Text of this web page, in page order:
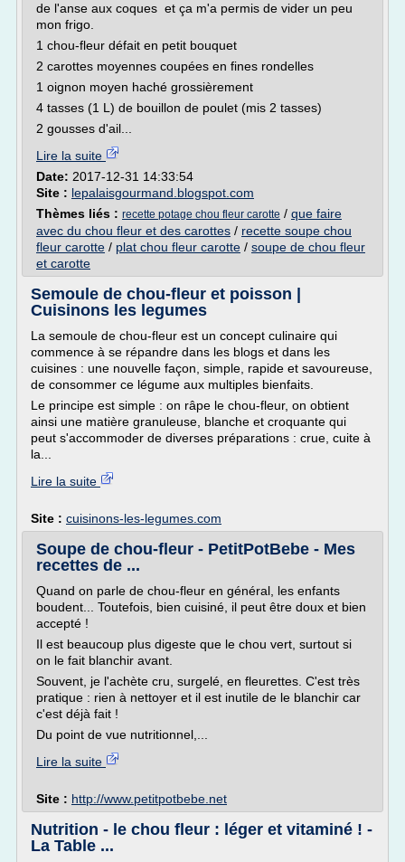
de l'anse aux coques et ça m'a permis de vider un peu
mon frigo.
1 chou-fleur défait en petit bouquet
2 carottes moyennes coupées en fines rondelles
1 oignon moyen haché grossièrement
4 tasses (1 L) de bouillon de poulet (mis 2 tasses)
2 gousses d'ail...
Lire la suite
Date: 2017-12-31 14:33:54
Site : lepalaisgourmand.blogspot.com
Thèmes liés : recette potage chou fleur carotte / que faire
avec du chou fleur et des carottes / recette soupe chou
fleur carotte / plat chou fleur carotte / soupe de chou fleur
et carotte
Semoule de chou-fleur et poisson |
Cuisinons les legumes
La semoule de chou-fleur est un concept culinaire qui
commence à se répandre dans les blogs et dans les
cuisines : une nouvelle façon, simple, rapide et savoureuse,
de consommer ce légume aux multiples bienfaits.
Le principe est simple : on râpe le chou-fleur, on obtient
ainsi une matière granuleuse, blanche et croquante qui
peut s'accommoder de diverses préparations : crue, cuite à
la...
Lire la suite
Site : cuisinons-les-legumes.com
Soupe de chou-fleur - PetitPotBebe - Mes
recettes de ...
Quand on parle de chou-fleur en général, les enfants
boudent... Toutefois, bien cuisiné, il peut être doux et bien
accepté !
Il est beaucoup plus digeste que le chou vert, surtout si
on le fait blanchir avant.
Souvent, je l'achète cru, surgelé, en fleurettes. C'est très
pratique : rien à nettoyer et il est inutile de le blanchir car
c'est déjà fait !
Du point de vue nutritionnel,...
Lire la suite
Site : http://www.petitpotbebe.net
Nutrition - le chou fleur : léger et vitaminé ! -
La Table ...